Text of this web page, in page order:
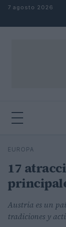
Saltar al contenido
7 agosto 2026
Buscar
EUROPA
17
Austria es un
tradiciones y